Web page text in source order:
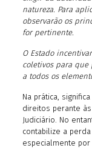
natureza. Para
observarão os
for pertinente.
O Estado
coletivos para que
a todos os
Na prática,
direitos perante
Judiciário. No
contabilize a
especialmente por